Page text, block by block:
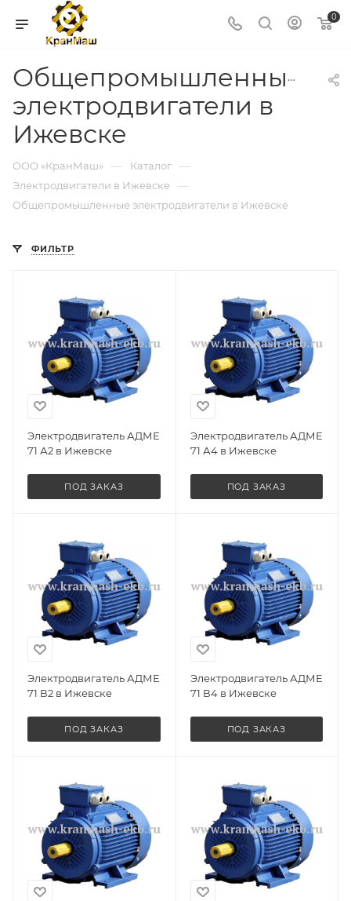
0
Общепромышленные
электродвигатели в
Ижевске
ООО «КранМаш» — Каталог —
Электродвигатели в Ижевске —
Общепромышленные электродвигатели в Ижевске
ФИЛЬТР
Электродвигатель АДМЕ
71 А2 в Ижевске
ПОД ЗАКАЗ
Электродвигатель АДМЕ
71 А4 в Ижевске
ПОД ЗАКАЗ
Электродвигатель АДМЕ
71 В2 в Ижевске
ПОД ЗАКАЗ
Электродвигатель АДМЕ
71 В4 в Ижевске
ПОД ЗАКАЗ